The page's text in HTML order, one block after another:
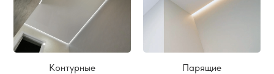
Контурные
Парящие